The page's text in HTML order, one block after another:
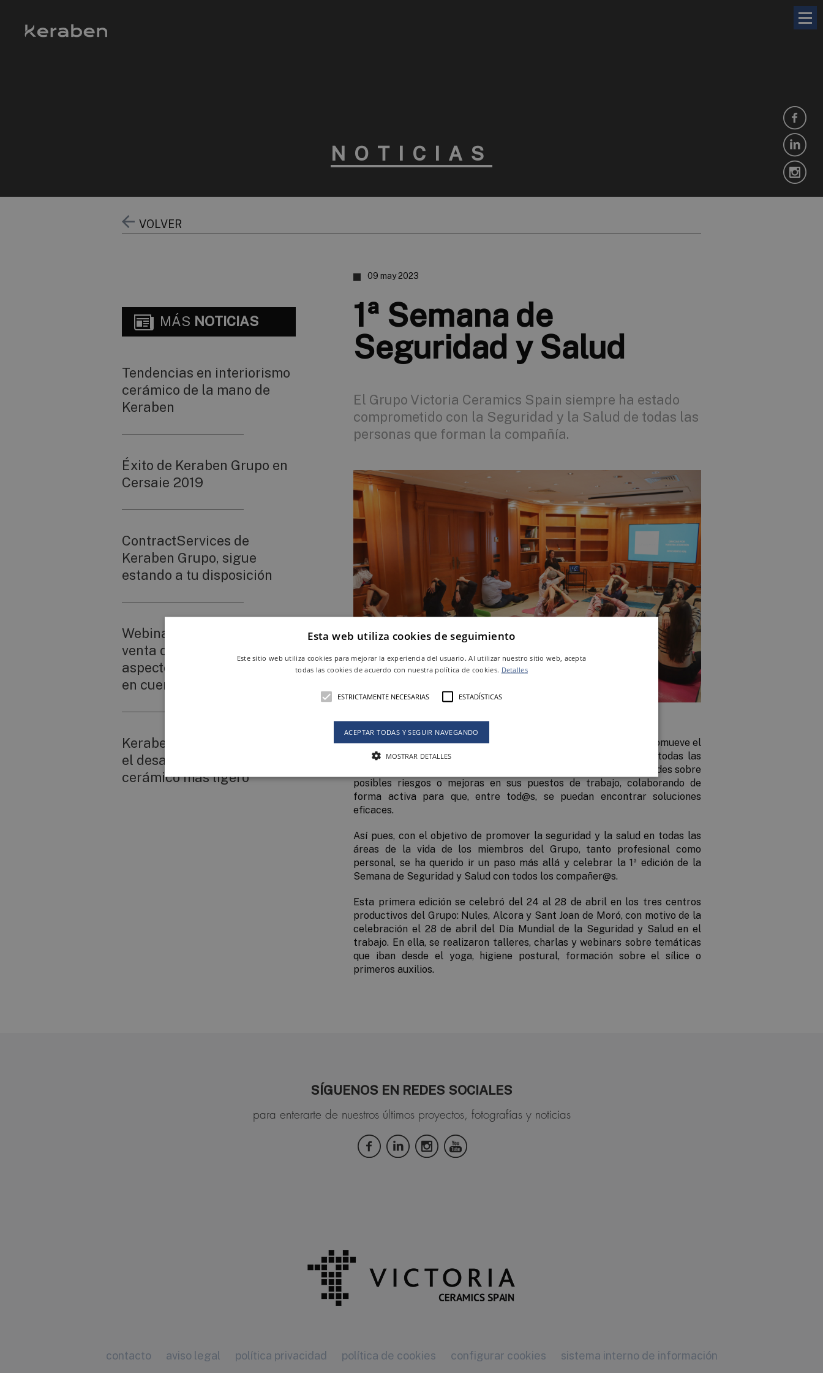
NOTICIAS
VOLVER
09 may 2023
1ª Semana de
Seguridad y Salud
El Grupo Victoria Ceramics Spain siempre ha estado
comprometido con la Seguridad y la Salud de todas las
personas que forman la compañía.
Una cultura de seguridad y salud sólida es aquella en la que se promueve el
derecho a un entorno de trabajo seguro y saludable, en el que todas las
personas que forman una empresa puedan compartir sus inquietudes sobre
posibles riesgos o mejoras en sus puestos de trabajo, colaborando de
forma activa para que, entre tod@s, se puedan encontrar soluciones
eficaces.
Así pues, con el objetivo de promover la seguridad y la salud en todas las
áreas de la vida de los miembros del Grupo, tanto profesional como
personal, se ha querido ir un paso más allá y celebrar la 1ª edición de la
Semana de Seguridad y Salud con todos los compañer@s.
Esta primera edición se celebró del 24 al 28 de abril en los tres centros
productivos del Grupo: Nules, Alcora y Sant Joan de Moró, con motivo de la
celebración el 28 de abril del Día Mundial de la Seguridad y Salud en el
trabajo. En ella, se realizaron talleres, charlas y webinars sobre temáticas
que iban desde el yoga, higiene postural, formación sobre el sílice o
primeros auxilios.
MÁS NOTICIAS
Tendencias en interiorismo
cerámico de la mano de
Keraben
Éxito de Keraben Grupo en
Cersaie 2019
ContractServices de
Keraben Grupo, sigue
estando a tu disposición
Webinar "Venta y post-
venta de cerámica,
aspectos técnicos a tener
en cuenta"
Keraben Grupo trabaja en
el desarrollo de un
cerámico más ligero
SÍGUENOS EN REDES SOCIALES
para enterarte de nuestros últimos proyectos, fotografías y noticias
contacto aviso legal política privacidad política de cookies configurar cookies sistema interno de información
Esta web utiliza cookies de seguimiento
Este sitio web utiliza cookies para mejorar la experiencia del usuario. Al utilizar nuestro sitio web, acepta
todas las cookies de acuerdo con nuestra política de cookies. Detalles
ESTRICTAMENTE NECESARIAS ESTADÍSTICAS
ACEPTAR TODAS Y SEGUIR NAVEGANDO
MOSTRAR DETALLES